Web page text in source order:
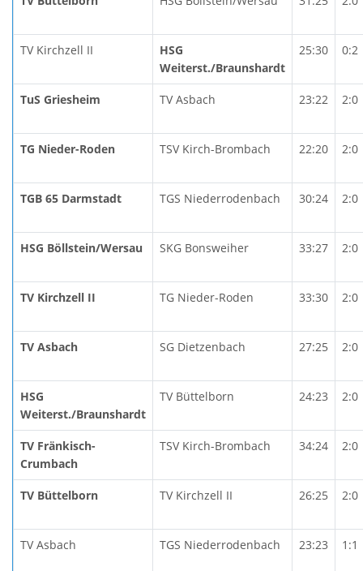
TV Kirchzell II
HSG
Weiterst./Braunshardt
25:30 0:2
TuS Griesheim TV Asbach 23:22 2:0
TG Nieder-Roden TSV Kirch-Brombach 22:20 2:0
TGB 65 Darmstadt TGS Niederrodenbach 30:24 2:0
HSG Böllstein/Wersau SKG Bonsweiher 33:27 2:0
TV Kirchzell II TG Nieder-Roden 33:30 2:0
TV Asbach SG Dietzenbach 27:25 2:0
HSG
Weiterst./Braunshardt
TV Büttelborn 24:23 2:0
TV Fränkisch-
Crumbach
TSV Kirch-Brombach 34:24 2:0
TV Büttelborn TV Kirchzell II 26:25 2:0
TV Asbach TGS Niederrodenbach 23:23 1:1